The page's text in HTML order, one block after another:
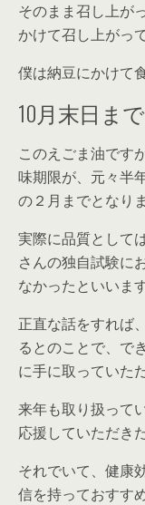
そのまま召し上が
かけて召し上がっ
僕は納豆にかけて
10月末日ま
このえごま油です
味期限が、元々半
の２月までとなりま
実際に品質として
さんの独自試験に
なかったといいます
正直な話をすれば
るとのことで、で
に手に取っていた
来年も取り扱って
応援していただき
それでいて、健康
信を持っておすす